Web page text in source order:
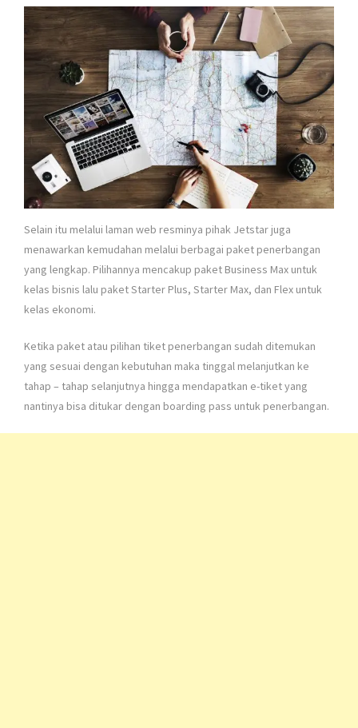
Selain itu melalui laman web resminya pihak Jetstar juga
menawarkan kemudahan melalui berbagai paket penerbangan
yang lengkap. Pilihannya mencakup paket Business Max untuk
kelas bisnis lalu paket Starter Plus, Starter Max, dan Flex untuk
kelas ekonomi.
Ketika paket atau pilihan tiket penerbangan sudah ditemukan
yang sesuai dengan kebutuhan maka tinggal melanjutkan ke
tahap – tahap selanjutnya hingga mendapatkan e-tiket yang
nantinya bisa ditukar dengan boarding pass untuk penerbangan.